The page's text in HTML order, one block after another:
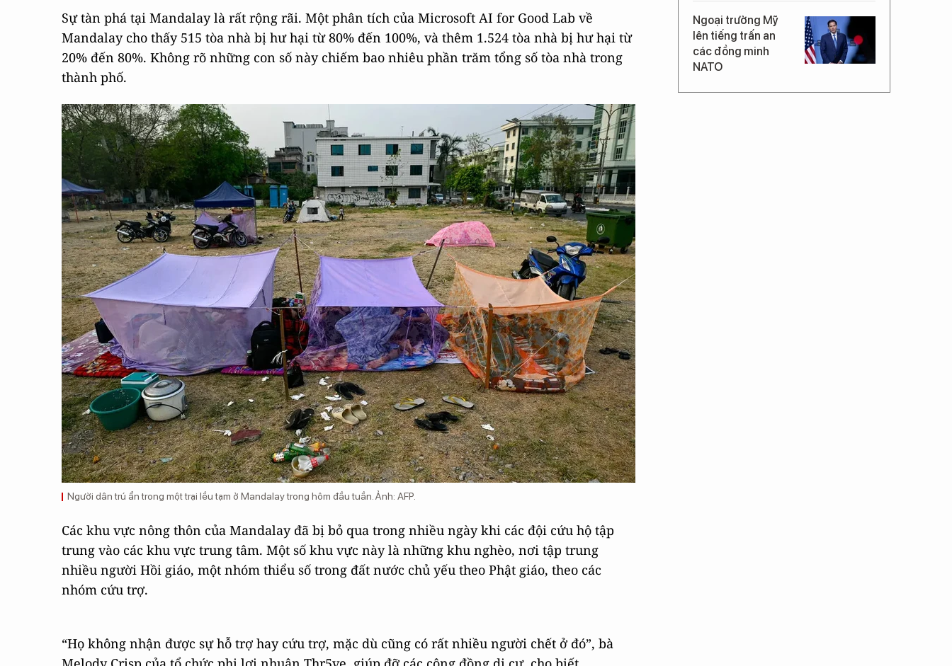
Sự tàn phá tại Mandalay là rất rộng rãi. Một phân tích của Microsoft AI for Good Lab về
Mandalay cho thấy 515 tòa nhà bị hư hại từ 80% đến 100%, và thêm 1.524 tòa nhà bị hư hại từ
20% đến 80%. Không rõ những con số này chiếm bao nhiêu phần trăm tổng số tòa nhà trong
thành phố.
Người dân trú ẩn trong một trại lều tạm ở Mandalay trong hôm đầu tuần. Ảnh: AFP.
Các khu vực nông thôn của Mandalay đã bị bỏ qua trong nhiều ngày khi các đội cứu hộ tập
trung vào các khu vực trung tâm. Một số khu vực này là những khu nghèo, nơi tập trung
nhiều người Hồi giáo, một nhóm thiểu số trong đất nước chủ yếu theo Phật giáo, theo các
nhóm cứu trợ.
“Họ không nhận được sự hỗ trợ hay cứu trợ, mặc dù cũng có rất nhiều người chết ở đó”, bà
Ngoại trưởng Mỹ
lên tiếng trấn an
các đồng minh
NATO